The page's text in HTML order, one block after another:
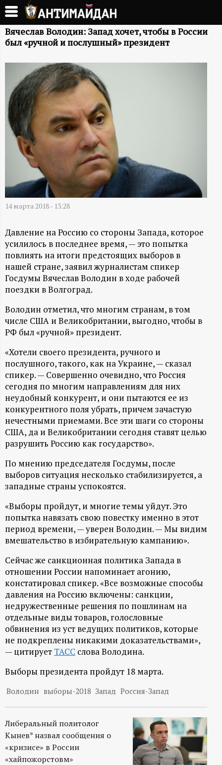
Перейти
основному
содержанию
А
И
М
Д
Н
-
и
н
ф
о
р
м
а
ц
и
о
н
н
ы
й
п
о
р
т
а
л
Вячеслав Володин: Запад хочет, чтобы в России
был «ручной и послушный» президент
14 марта 2018 - 13:28
Давление на Россию со стороны Запада, которое
усилилось в последнее время, — это попытка
повлиять на итоги предстоящих выборов в
нашей стране, заявил журналистам спикер
Госдумы Вячеслав Володин в ходе рабочей
поездки в Волгоград.
Володин отметил, что многим странам, в том
числе США и Великобритании, выгодно, чтобы в
РФ был «ручной» президент.
«Хотели своего президента, ручного и
послушного, такого, как на Украине, — сказал
спикер. — Совершенно очевидно, что Россия
сегодня по многим направлениям для них
неудобный конкурент, и они пытаются ее из
конкурентного поля убрать, причем зачастую
нечестными приемами. Все эти шаги со стороны
США, да и Великобритании сегодня ставят целью
разрушить Россию как государство».
По мнению председателя Госдумы, после
выборов ситуация несколько стабилизируется, а
западные страны успокоятся.
«Выборы пройдут, и многие темы уйдут. Это
попытка навязать свою повестку именно в этот
период времени, — уверен Володин. — Мы видим
вмешательство в избирательную кампанию».
Сейчас же санкционная политика Запада в
отношении России напоминает агонию,
констатировал спикер. «Все возможные способы
давления на Россию включены: санкции,
недружественные решения по пошлинам на
отдельные виды товаров, голословные
обвинения из уст ведущих политиков, которые
не подкреплены никакими доказательствами»,
— цитирует ТАСС слова Володина.
Выборы президента пройдут 18 марта.
Володин выборы-2018 Запад Россия-Запад
Либеральный политолог
Кынев* назвал сообщения о
«кризисе» в России
«хайпожорстовм»